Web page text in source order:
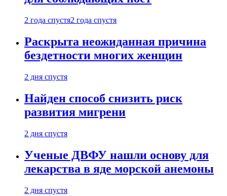
2 года спустя2 года спустя
Раскрыта неожиданная причина
бездетности многих женщин
2 дня спустя
Найден способ снизить риск
развития мигрени
2 дня спустя
Ученые ДВФУ нашли основу для
лекарства в яде морской анемоны
2 дня спустя